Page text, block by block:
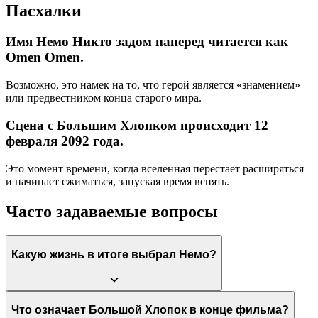
Пасхалки
Имя Немо Никто задом наперед читается как
Omen Omen.
Возможно, это намек на то, что герой является «знамением»
или предвестником конца старого мира.
Сцена с Большим Хлопком происходит 12
февраля 2092 года.
Это момент времени, когда вселенная перестает расширяться
и начинает сжиматься, запуская время вспять.
Часто задаваемые вопросы
Какую жизнь в итоге выбрал Немо?
Немо выбрал «третий вариант» — не оставаться с отцом и не
Что означает Большой Хлопок в конце фильма?